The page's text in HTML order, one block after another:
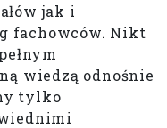
jak i
fachowców. Nikt
wiedzą odnośnie
tylko